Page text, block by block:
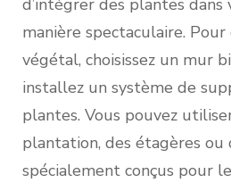
manière spectaculaire.
végétal, choisissez un mur
installez un système de
plantes. Vous pouvez
plantation, des étagères ou
spécialement conçus pour